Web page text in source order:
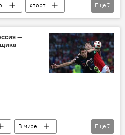
спорт
Колумнисты
года в России
Еще 7
—
В мире
Еще 7